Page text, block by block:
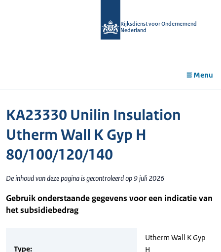
Rijksdienst voor Ondernemend
Nederland
Menu
KA23330 Unilin Insulation
Utherm Wall K Gyp H
80/100/120/140
De inhoud van deze pagina is gecontroleerd op 9 juli 2026
Gebruik onderstaande gegevens voor een indicatie van
het subsidiebedrag
Type:
Utherm Wall K Gyp
H